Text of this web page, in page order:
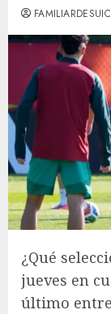
¿Qué
jueves en
último